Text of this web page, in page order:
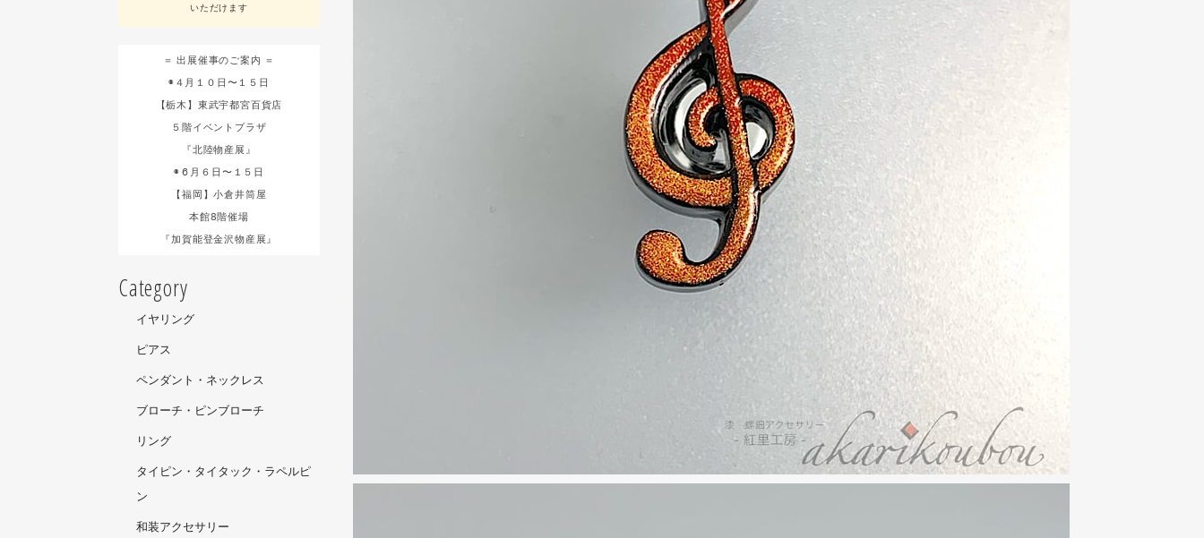
いただけます
＝ 出展催事のご案内 ＝
◉４月１０日〜１５日
【栃木】東武宇都宮百貨店
５階イベントプラザ
『北陸物産展』
◉６月６日〜１５日
【福岡】小倉井筒屋
本館8階催場
『加賀能登金沢物産展』
Category
イヤリング
ピアス
ペンダント・ネックレス
ブローチ・ピンブローチ
リング
タイピン・タイタック・ラペルピ
ン
和装アクセサリー